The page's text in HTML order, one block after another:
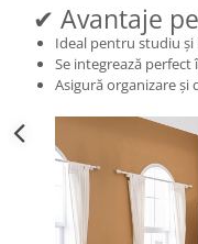
✔ Avantaje
Ideal pentru studiu și
Se integrează perfect
Asigură organizare